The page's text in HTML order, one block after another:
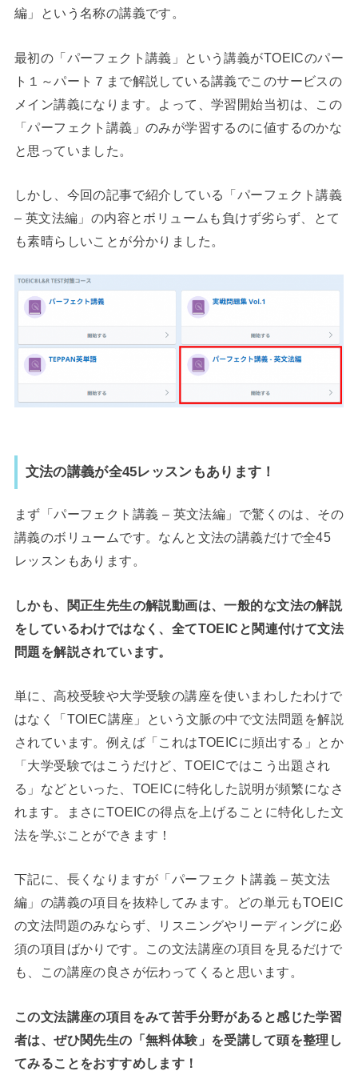
編」という名称の講義です。
最初の「パーフェクト講義」という講義がTOEICのパー
ト１～パート７まで解説している講義でこのサービスの
メイン講義になります。よって、学習開始当初は、この
「パーフェクト講義」のみが学習するのに値するのかな
と思っていました。
しかし、今回の記事で紹介している「パーフェクト講義
– 英文法編」の内容とボリュームも負けず劣らず、とて
も素晴らしいことが分かりました。
文法の講義が全45レッスンもあります！
まず「パーフェクト講義 – 英文法編」で驚くのは、その
講義のボリュームです。なんと文法の講義だけで全45
レッスンもあります。
しかも、関正生先生の解説動画は、一般的な文法の解説
をしているわけではなく、全てTOEICと関連付けて文法
問題を解説されています。
単に、高校受験や大学受験の講座を使いまわしたわけで
はなく「TOIEC講座」という文脈の中で文法問題を解説
されています。例えば「これはTOEICに頻出する」とか
「大学受験ではこうだけど、TOEICではこう出題され
る」などといった、TOEICに特化した説明が頻繁になさ
れます。まさにTOEICの得点を上げることに特化した文
法を学ぶことができます！
下記に、長くなりますが「パーフェクト講義 – 英文法
編」の講義の項目を抜粋してみます。どの単元もTOEIC
の文法問題のみならず、リスニングやリーディングに必
須の項目ばかりです。この文法講座の項目を見るだけで
も、この講座の良さが伝わってくると思います。
この文法講座の項目をみて苦手分野があると感じた学習
者は、ぜひ関先生の「無料体験」を受講して頭を整理し
てみることをおすすめします！